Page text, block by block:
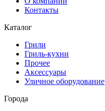
Контакты
Каталог
Грили
Гриль-кухни
Прочее
Аксессуары
Уличное оборудование
Города